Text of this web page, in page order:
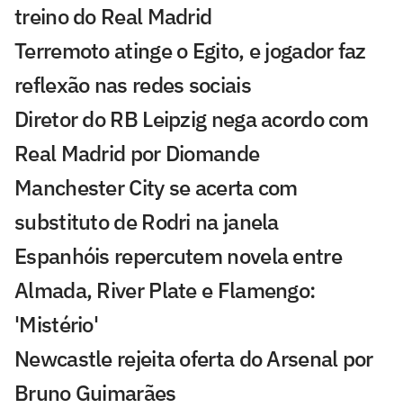
treino do Real Madrid
Terremoto atinge o Egito, e jogador faz
reflexão nas redes sociais
Diretor do RB Leipzig nega acordo com
Real Madrid por Diomande
Manchester City se acerta com
substituto de Rodri na janela
Espanhóis repercutem novela entre
Almada, River Plate e Flamengo:
'Mistério'
Newcastle rejeita oferta do Arsenal por
Bruno Guimarães